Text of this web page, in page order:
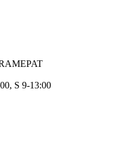
S 9-13:00